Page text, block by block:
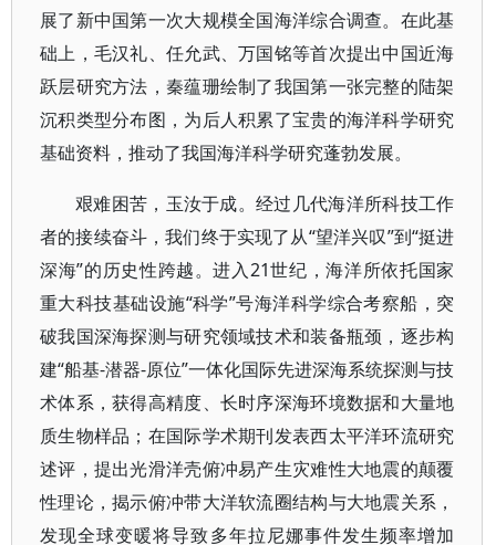
展了新中国第一次大规模全国海洋综合调查。在此基
础上，毛汉礼、任允武、万国铭等首次提出中国近海
跃层研究方法，秦蕴珊绘制了我国第一张完整的陆架
沉积类型分布图，为后人积累了宝贵的海洋科学研究
基础资料，推动了我国海洋科学研究蓬勃发展。
艰难困苦，玉汝于成。经过几代海洋所科技工作
者的接续奋斗，我们终于实现了从“望洋兴叹”到“挺进
深海”的历史性跨越。进入21世纪，海洋所依托国家
重大科技基础设施“科学”号海洋科学综合考察船，突
破我国深海探测与研究领域技术和装备瓶颈，逐步构
建“船基-潜器-原位”一体化国际先进深海系统探测与技
术体系，获得高精度、长时序深海环境数据和大量地
质生物样品；在国际学术期刊发表西太平洋环流研究
述评，提出光滑洋壳俯冲易产生灾难性大地震的颠覆
性理论，揭示俯冲带大洋软流圈结构与大地震关系，
发现全球变暖将导致多年拉尼娜事件发生频率增加